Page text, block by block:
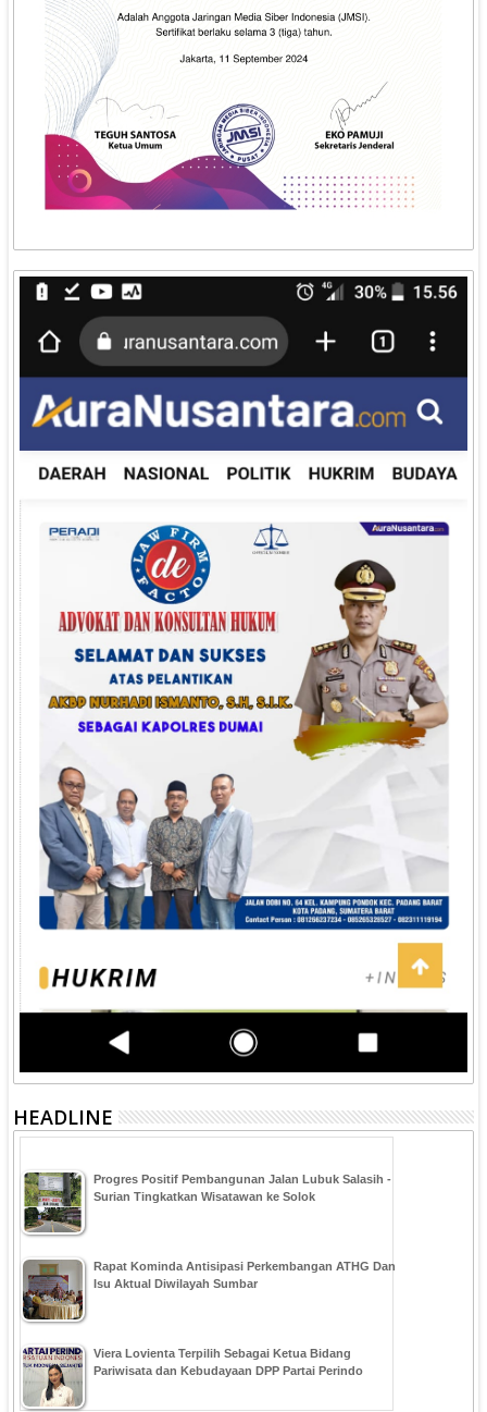
HEADLINE
Progres Positif Pembangunan Jalan Lubuk Salasih -
Surian Tingkatkan Wisatawan ke Solok
Rapat Kominda Antisipasi Perkembangan ATHG Dan
Isu Aktual Diwilayah Sumbar
Viera Lovienta Terpilih Sebagai Ketua Bidang
Pariwisata dan Kebudayaan DPP Partai Perindo